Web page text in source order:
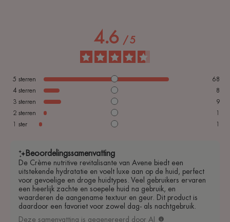
4.6 / 5
5 sterren
68
4 sterren
8
3 sterren
9
2 sterren
ster
Beoordelingssamenvatting
De Crème nutritive revitalisante van Avene biedt een
uitstekende hydratatie en voelt luxe aan op de huid, perfect
voor gevoelige en droge huidtypes. Veel gebruikers ervaren
een heerlijk zachte en soepele huid na gebruik, en
waarderen de aangename textuur en geur. Dit product is
daardoor een favoriet voor zowel dag- als nachtgebruik.
Deze samenvatting is gegenereerd door AI